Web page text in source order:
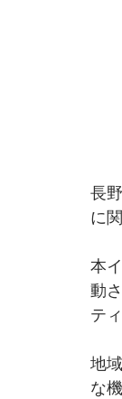
長
に
本
動
テ
地
な